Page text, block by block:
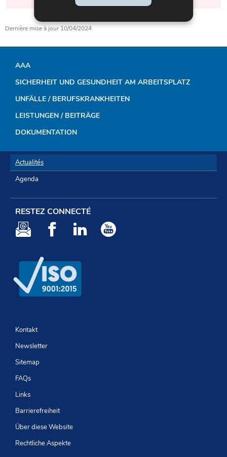
Dernière mise à jour10/04/2024
NAVIGATIONSMENÜ
AAA
SICHERHEIT UND GESUNDHEIT AM ARBEITSPLATZ
UNFÄLLE / BERUFSKRANKHEITEN
LEISTUNGEN / BEITRÄGE
DOKUMENTATION
Actualités
Agenda
RESTEZ CONNECTÉ
NewsletterFacebookLinkedIn
Kontakt
Newsletter
Sitemap
FAQs
Links
Barrierefreiheit
Über diese Website
Rechtliche Aspekte